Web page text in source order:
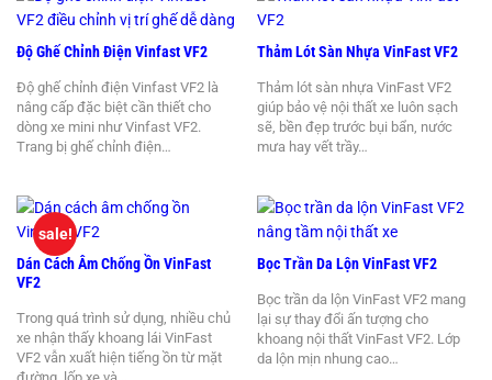
Độ Ghế Chỉnh Điện Vinfast VF2
Độ ghế chỉnh điện Vinfast VF2 là
nâng cấp đặc biệt cần thiết cho
dòng xe mini như Vinfast VF2.
Trang bị ghế chỉnh điện…
Thảm Lót Sàn Nhựa VinFast VF2
Thảm lót sàn nhựa VinFast VF2
giúp bảo vệ nội thất xe luôn sạch
sẽ, bền đẹp trước bụi bẩn, nước
mưa hay vết trầy…
Dán Cách Âm Chống Ồn VinFast
VF2
Trong quá trình sử dụng, nhiều chủ
xe nhận thấy khoang lái VinFast
VF2 vẫn xuất hiện tiếng ồn từ mặt
sale!
Bọc Trần Da Lộn VinFast VF2
Bọc trần da lộn VinFast VF2 mang
lại sự thay đổi ấn tượng cho
khoang nội thất VinFast VF2. Lớp
da lộn mịn nhung cao…